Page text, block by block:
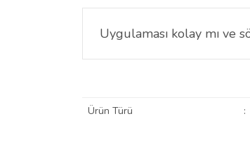
Uygulaması kolay mı ve
Ekran yüzeyi doğru şekilde
Ürün Türü :